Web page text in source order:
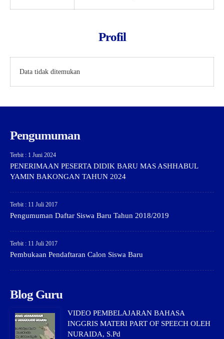
Profil
Data tidak ditemukan
Pengumuman
Terbit : 1 Juni 2024
PENERIMAAN PESERTA DIDIK BARU MAS ASHHABUL
YAMIN BAKONGAN TAHUN 2024
Terbit : 11 Juli 2017
Pengumuman Daftar Siswa Baru Tahun 2018/2019
Terbit : 11 Juli 2017
Pembukaan Pendaftaran Calon Siswa Baru
Blog Guru
VIDEO PEMBELAJARAN BAHASA
INGGRIS MATERI PART OF SPEECH OLEH
NURAIDA, S.Pd